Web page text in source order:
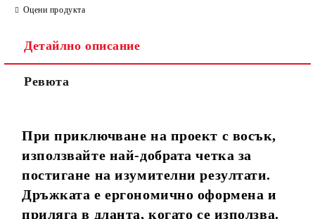
Оцени продукта
Детайлно описание
Ревюта
При приключване на проект с восък,
използвайте най-добрата четка за
постигане на изумителни резултати.
Дръжката е ергономично оформена и
приляга в дланта, когато се използва.